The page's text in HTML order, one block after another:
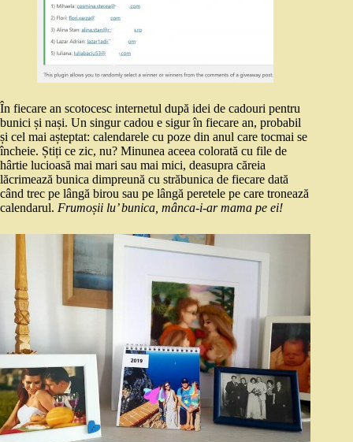
În fiecare an scotocesc internetul după idei de cadouri pentru
bunici și nași. Un singur cadou e sigur în fiecare an, probabil
și cel mai așteptat: calendarele cu poze din anul care tocmai se
încheie. Știți ce zic, nu? Minunea aceea colorată cu file de
hârtie lucioasă mai mari sau mai mici, deasupra căreia
lăcrimează bunica dimpreună cu străbunica de fiecare dată
când trec pe lângă birou sau pe lângă peretele pe care tronează
calendarul. Frumoșii lu’ bunica, mânca-i-ar mama pe ei!